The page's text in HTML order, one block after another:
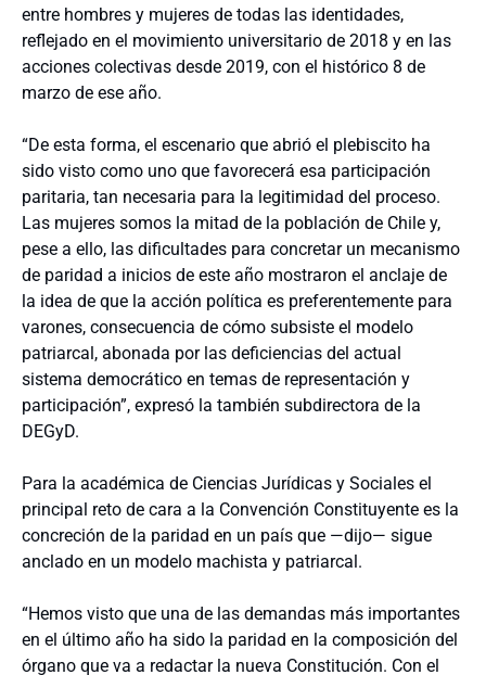
entre hombres y mujeres de todas las identidades,
reflejado en el movimiento universitario de 2018 y en las
acciones colectivas desde 2019, con el histórico 8 de
marzo de ese año.
“De esta forma, el escenario que abrió el plebiscito ha
sido visto como uno que favorecerá esa participación
paritaria, tan necesaria para la legitimidad del proceso.
Las mujeres somos la mitad de la población de Chile y,
pese a ello, las dificultades para concretar un mecanismo
de paridad a inicios de este año mostraron el anclaje de
la idea de que la acción política es preferentemente para
varones, consecuencia de cómo subsiste el modelo
patriarcal, abonada por las deficiencias del actual
sistema democrático en temas de representación y
participación”, expresó la también subdirectora de la
DEGyD.
Para la académica de Ciencias Jurídicas y Sociales el
principal reto de cara a la Convención Constituyente es la
concreción de la paridad en un país que —dijo— sigue
anclado en un modelo machista y patriarcal.
“Hemos visto que una de las demandas más importantes
en el último año ha sido la paridad en la composición del
órgano que va a redactar la nueva Constitución. Con el